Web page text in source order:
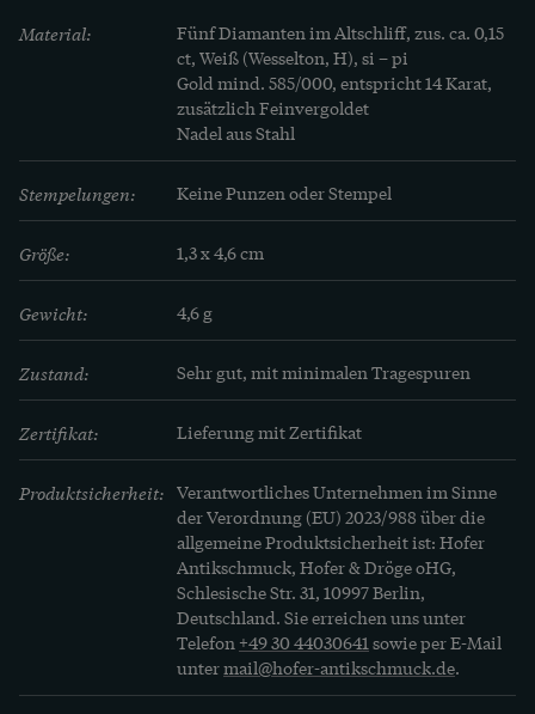
Material:
Fünf Diamanten im Altschliff, zus. ca. 0,15
ct, Weiß (Wesselton, H), si – pi
Gold mind. 585/000, entspricht 14 Karat,
zusätzlich Feinvergoldet
Nadel aus Stahl
Stempelungen: Keine Punzen oder Stempel
Größe: 1,3 x 4,6 cm
Gewicht: 4,6 g
Zustand: Sehr gut, mit minimalen Tragespuren
Zertifikat: Lieferung mit Zertifikat
Produktsicherheit: Verantwortliches Unternehmen im Sinne
der Verordnung (EU) 2023/988 über die
allgemeine Produktsicherheit ist: Hofer
Antikschmuck, Hofer & Dröge oHG,
Schlesische Str. 31, 10997 Berlin,
Deutschland. Sie erreichen uns unter
Telefon +49 30 44030641sowie per E-Mail
untermail@hofer-antikschmuck.de.